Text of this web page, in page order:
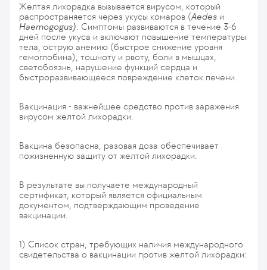
Желтая лихорадка вызывается вирусом, который
распространяется через укусы комаров (Aedes и
Haemogogus). Симптомы развиваются в течение 3-6
дней после укуса и включают повышение температуры
тела, острую анемию (быстрое снижение уровня
гемоглобина), тошноту и рвоту, боли в мышцах,
светобоязнь, нарушение функций сердца и
быстроразвивающееся повреждение клеток печени.
Вакцинация - важнейшее средство против заражения
вирусом желтой лихорадки.
Вакцина безопасна, разовая доза обеспечивает
пожизненную защиту от желтой лихорадки.
В результате вы получаете международный
сертификат, который является официальным
документом, подтверждающим проведение
вакцинации.
1) Список стран, требующих наличия международного
свидетельства о вакцинации против желтой лихорадки: